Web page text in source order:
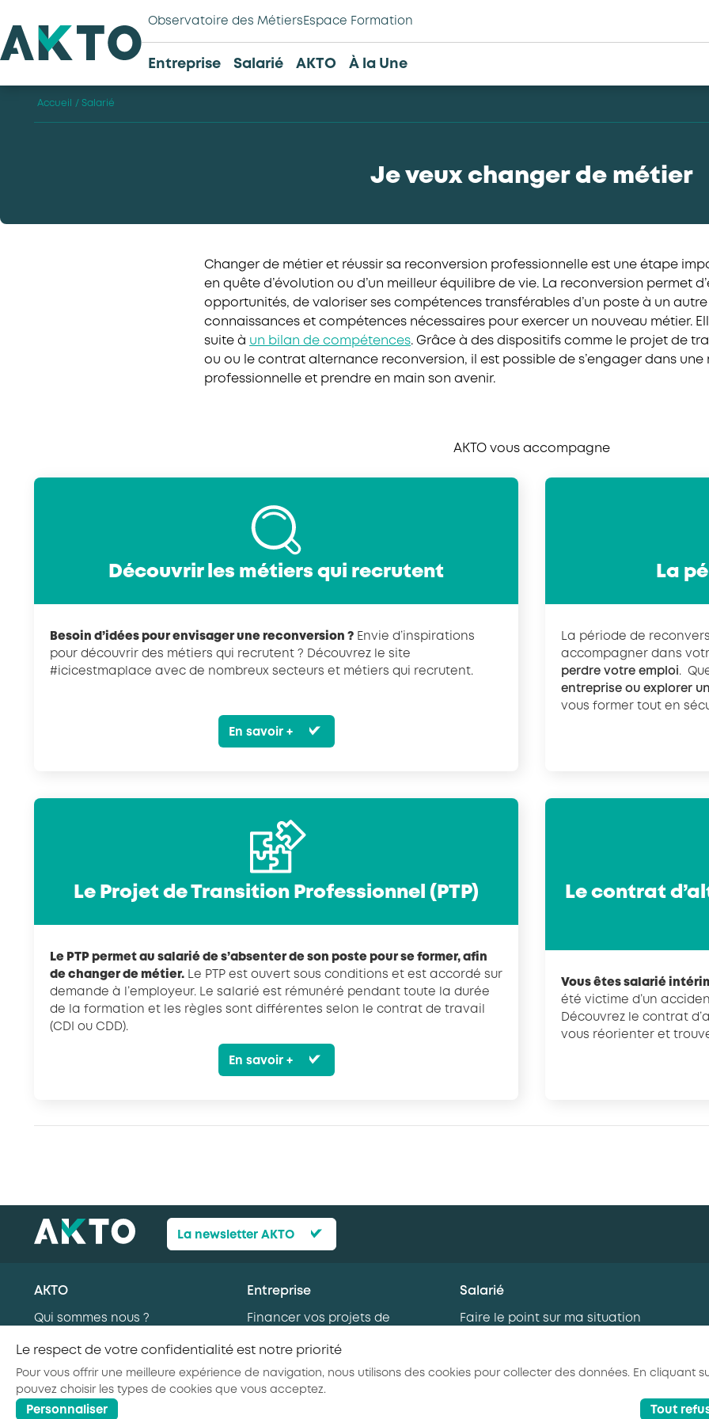
Observatoire des Métiers Espace Formation
Entreprise Salarié AKTO À la Une
Accueil / Salarié
Je veux changer de métier
Changer de métier et réussir sa reconversion professionnelle est une étape
en quête d’évolution ou d’un meilleur équilibre de vie. La reconversion permet
opportunités, de valoriser ses compétences transférables d’un poste à un autre
connaissances et compétences nécessaires pour exercer un nouveau métier.
suite à un bilan de compétences. Grâce à des dispositifs comme le projet de
ou ou le contrat alternance reconversion, il est possible de s’engager dans une
professionnelle et prendre en main son avenir.
AKTO vous accompagne
Découvrir les métiers qui recrutent
Besoin d’idées pour envisager une reconversion ? Envie d’inspirations
pour découvrir des métiers qui recrutent ? Découvrez le site
#icicestmaplace avec de nombreux secteurs et métiers qui recrutent.
En savoir +
La
La période de
accompagner dans
perdre votre emploi .
entreprise ou explorer
vous former tout en
Le Projet de Transition Professionnel (PTP)
Le PTP permet au salarié de s’absenter de son poste pour se former, afin
de changer de métier. Le PTP est ouvert sous conditions et est accordé sur
demande à l’employeur. Le salarié est rémunéré pendant toute la durée
de la formation et les règles sont différentes selon le contrat de travail
(CDI ou CDD).
En savoir +
Le contrat
Vous êtes salarié
été victime d’un
Découvrez le contrat
vous réorienter et
La newsletter AKTO
AKTO
Qui sommes nous ?
Nos secteurs d’activité
Entreprise
Financer vos projets de
Recruter de nouveaux salariés
Salarié
Faire le point sur ma situation
Le respect de votre confidentialité est notre priorité
Pour vous offrir une meilleure expérience de navigation, nous utilisons des cookies pour collecter des données. En cliquant
pouvez choisir les types de cookies que vous acceptez.
Tout
Personnaliser